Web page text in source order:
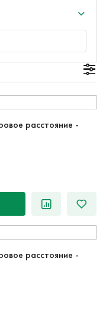
расстояние -
расстояние -